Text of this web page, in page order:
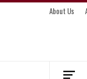
Skip
About Us